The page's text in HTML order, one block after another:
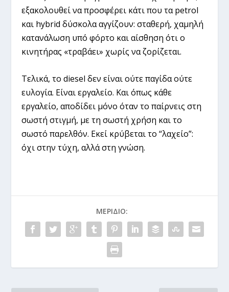
εξακολουθεί να προσφέρει κάτι που τα petrol
και hybrid δύσκολα αγγίζουν: σταθερή, χαμηλή
κατανάλωση υπό φόρτο και αίσθηση ότι ο
κινητήρας «τραβάει» χωρίς να ζορίζεται.
Τελικά, το diesel δεν είναι ούτε παγίδα ούτε
ευλογία. Είναι εργαλείο. Και όπως κάθε
εργαλείο, αποδίδει μόνο όταν το παίρνεις στη
σωστή στιγμή, με τη σωστή χρήση και το
σωστό παρελθόν. Εκεί κρύβεται το “λαχείο”:
όχι στην τύχη, αλλά στη γνώση.
ΜΕΡΊΔΙΟ: